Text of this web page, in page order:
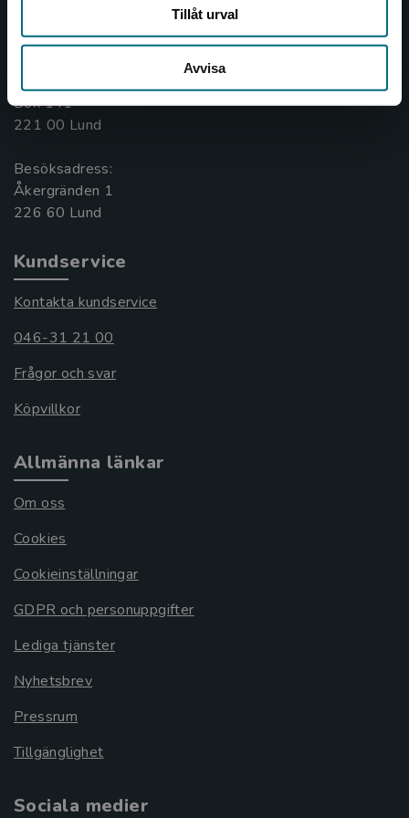
Tillåt urval
Avvisa
Kontakta oss
Box 141
221 00 Lund
Besöksadress:
Åkergränden 1
Kundservice
Kontakta kundservice
046-31 21 00
Frågor och svar
Köpvillkor
Allmänna länkar
Om oss
Cookies
Cookieinställningar
GDPR och personuppgifter
Lediga tjänster
Nyhetsbrev
Pressrum
Tillgänglighet
Sociala medier